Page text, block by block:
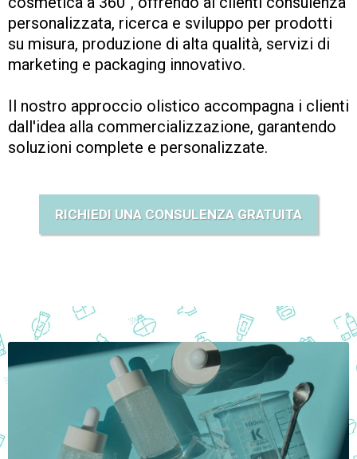
personalizzata, ricerca e sviluppo per prodotti
su misura, produzione di alta qualità, servizi di
marketing e packaging innovativo.
Il nostro approccio olistico accompagna i clienti
dall'idea alla commercializzazione, garantendo
soluzioni complete e personalizzate.
RICHIEDI UNA CONSULENZA GRATUITA